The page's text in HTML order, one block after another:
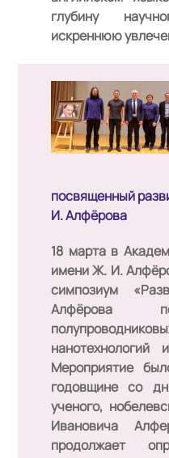
глубину
искреннюю
посвященный
И. Алфёрова
18 марта в
имени Ж. И.
симпозиум
Алфёрова
нанотехнологий
Мероприятие
годовщине со
ученого,
Ивановича
продолжает